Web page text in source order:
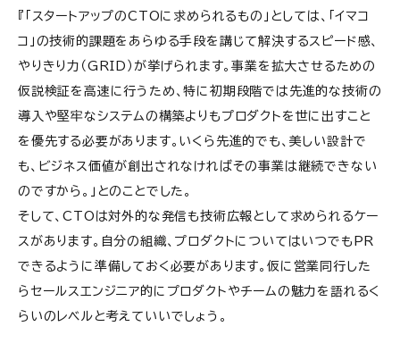
『「スタートアップのCTOに求められるもの」としては、「イマコ
コ」の技術的課題をあらゆる手段を講じて解決するスピード感、
やりきり力（GRID）が挙げられます。事業を拡大させるための
仮説検証を高速に行うため、特に初期段階では先進的な技術の
導入や堅牢なシステムの構築よりもプロダクトを世に出すこと
を優先する必要があります。 いくら先進的でも、美しい設計で
も、ビジネス価値が創出されなければその事業は継続できない
のですから。」とのことでした。
そして、CTOは対外的な発信も技術広報として求められるケー
スがあります。自分の組織、プロダクトについてはいつでもPR
できるように準備しておく必要があります。 仮に営業同行した
らセールスエンジニア的にプロダクトやチームの魅力を語れるく
らいのレベルと考えていいでしょう。